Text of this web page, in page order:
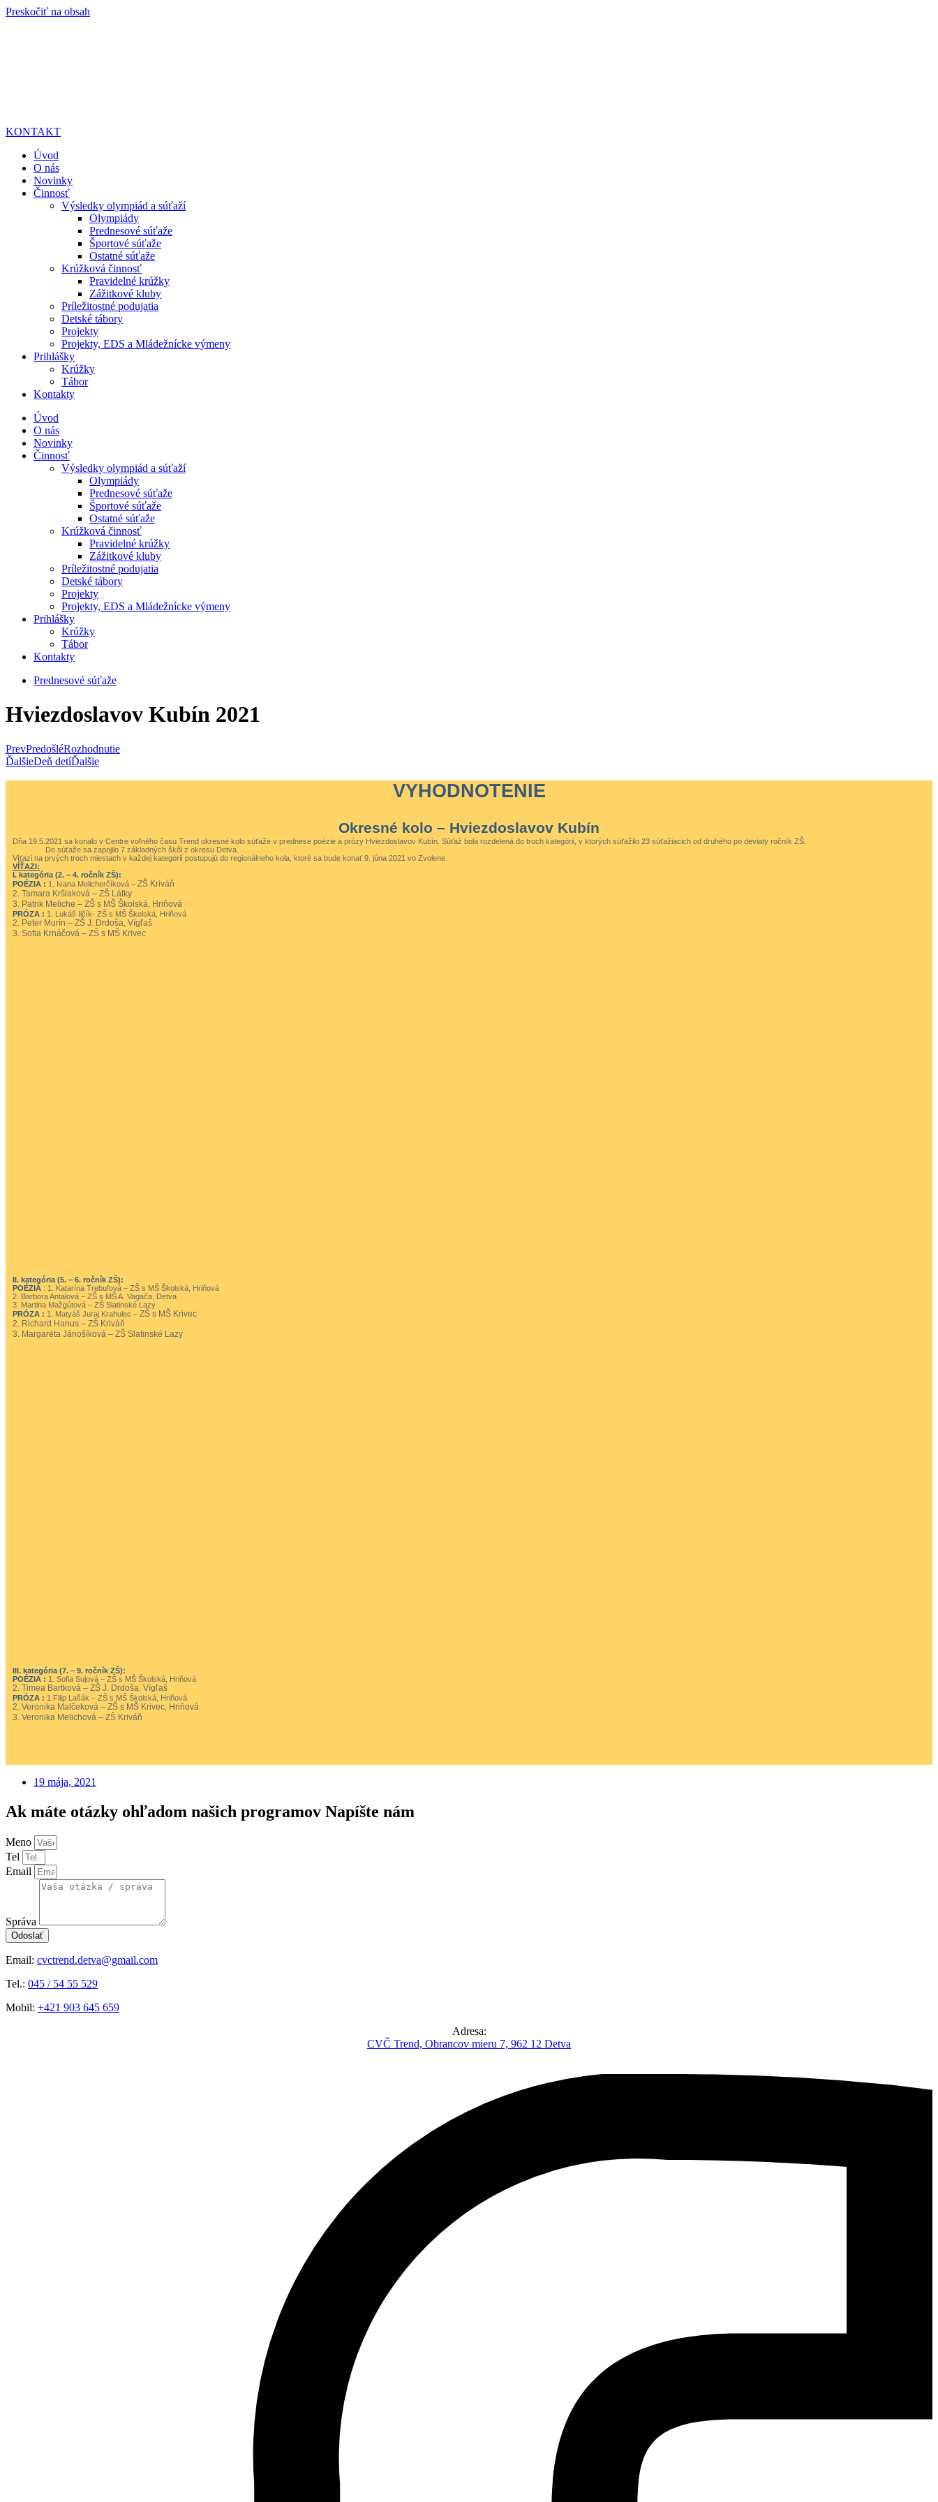
Preskočiť na obsah
KONTAKT
Úvod
O nás
Novinky
Činnosť
Výsledky olympiád a súťaží
Olympiády
Prednesové súťaže
Športové súťaže
Ostatné súťaže
Krúžková činnosť
Pravidelné krúžky
Zážitkové kluby
Príležitostné podujatia
Detské tábory
Projekty
Projekty, EDS a Mládežnícke výmeny
Prihlášky
Krúžky
Tábor
Kontakty
Úvod
O nás
Novinky
Činnosť
Výsledky olympiád a súťaží
Olympiády
Prednesové súťaže
Športové súťaže
Ostatné súťaže
Krúžková činnosť
Pravidelné krúžky
Zážitkové kluby
Príležitostné podujatia
Detské tábory
Projekty
Projekty, EDS a Mládežnícke výmeny
Prihlášky
Krúžky
Tábor
Kontakty
Prednesové súťaže
Hviezdoslavov Kubín 2021
PrevPredošléRozhodnutie
ĎalšieDeň detíĎalšie
VYHODNOTENIE
Okresné kolo – Hviezdoslavov Kubín
Dňa 19.5.2021 sa konalo v Centre voľného času Trend okresné kolo súťaže v prednese poézie a prózy Hviezdoslavov Kubín. Súťaž bola rozdelená do troch kategórii, v ktorých súťažilo 23 súťažiacich od druhého po deviaty ročník ZŠ.
Do súťaže sa zapojilo 7 základných škôl z okresu Detva.
Víťazi na prvých troch miestach v každej kategórií postupujú do regionálneho kola, ktoré sa bude konať 9. júna 2021 vo Zvolene.
VÍŤAZI:
I. kategória (2. – 4. ročník ZŠ):
POÉZIA : 1. Ivana Melicherčíková – ZŠ Kriváň
2. Tamara Kršiaková – ZŠ Látky
3. Patrik Meliche – ZŠ s MŠ Školská, Hriňová
PRÓZA : 1. Lukáš Ilčík- ZŠ s MŠ Školská, Hriňová
2. Peter Murín – ZŠ J. Drdoša, Vígľaš
3. Sofia Krnáčová – ZŠ s MŠ Krivec
II. kategória (5. – 6. ročník ZŠ):
POÉZIA : 1. Katarína Trebuľová – ZŠ s MŠ Školská, Hriňová
2. Barbora Antalová – ZŠ s MŠ A. Vagača, Detva
3. Martina Mažgútová – ZŠ Slatinské Lazy
PRÓZA : 1. Matyáš Juraj Krahulec – ZŠ s MŠ Krivec
2. Richard Hanus – ZŠ Kriváň
3. Margaréta Jánošíková – ZŠ Slatinské Lazy
III. kategória (7. – 9. ročník ZŠ):
POÉZIA : 1. Sofia Sujová – ZŠ s MŠ Školská, Hriňová
2. Timea Bartková – ZŠ J. Drdoša, Vígľaš
PRÓZA : 1.Filip Lašák – ZŠ s MŠ Školská, Hriňová
2. Veronika Malčeková – ZŠ s MŠ Krivec, Hriňová
3. Veronika Melichová – ZŠ Kriváň
19 mája, 2021
Ak máte otázky ohľadom našich programov Napíšte nám
Meno
Tel
Email
Správa
Odoslať
Email: cvctrend.detva@gmail.com
Tel.: 045 / 54 55 529
Mobil: +421 903 645 659
Adresa:
CVČ Trend, Obrancov mieru 7, 962 12 Detva